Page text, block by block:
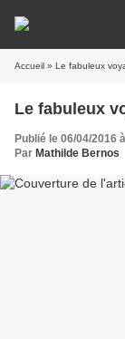
Accueil » Le fabuleux
Le fabuleux
Publié le 06/04/2016
Par Mathilde Bernos